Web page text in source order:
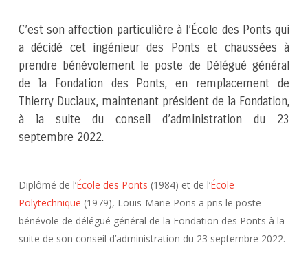
C’est son affection particulière à l’École des Ponts qui
a décidé cet ingénieur des Ponts et chaussées à
prendre bénévolement le poste de Délégué général
de la Fondation des Ponts, en remplacement de
Thierry Duclaux, maintenant président de la Fondation,
à la suite du conseil d’administration du 23
septembre 2022.
Diplômé de l’École des Ponts (1984) et de l’École
Polytechnique (1979), Louis-Marie Pons a pris le poste
bénévole de délégué général de la Fondation des Ponts à la
suite de son conseil d’administration du 23 septembre 2022.